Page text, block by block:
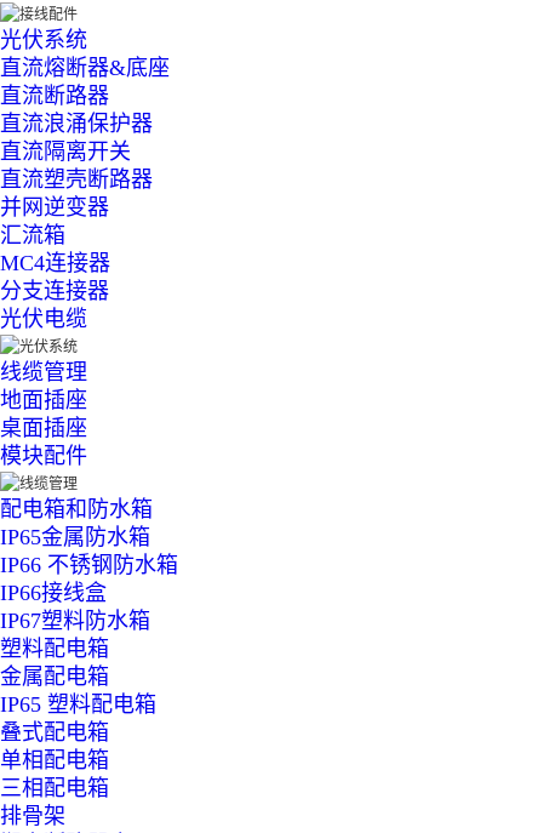
光伏系统
直流熔断器&底座
直流断路器
直流浪涌保护器
直流隔离开关
直流塑壳断路器
并网逆变器
汇流箱
MC4连接器
分支连接器
光伏电缆
线缆管理
地面插座
桌面插座
模块配件
配电箱和防水箱
IP65金属防水箱
IP66 不锈钢防水箱
IP66接线盒
IP67塑料防水箱
塑料配电箱
金属配电箱
IP65 塑料配电箱
叠式配电箱
单相配电箱
三相配电箱
排骨架